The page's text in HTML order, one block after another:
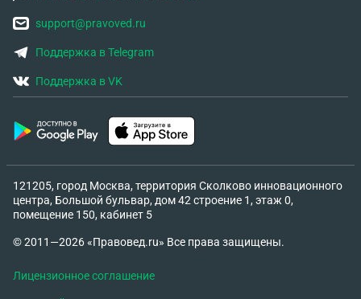
support@pravoved.ru
Поддержка в Telegram
Поддержка в VK
121205, город Москва, территория Сколково инновационного
центра, Большой бульвар, дом 42 строение 1, этаж 0,
помещение 150, кабинет 5
© 2011—2026 «Правовед.ru» Все права защищены.
Лицензионное соглашение